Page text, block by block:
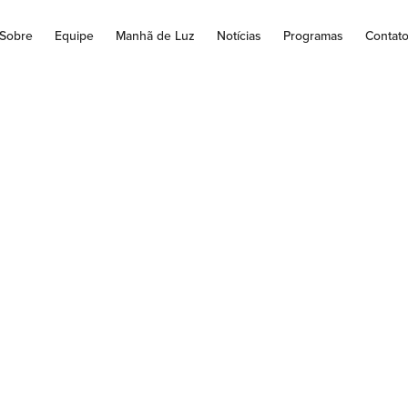
Sobre Equipe Manhã de Luz Notícias Programas Contato